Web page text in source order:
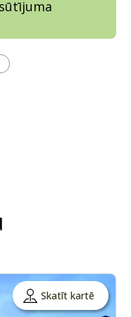
Skatīt kartē